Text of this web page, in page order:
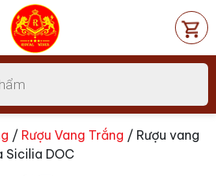
/ Rượu Vang Trắng / Rượu vang
DOC